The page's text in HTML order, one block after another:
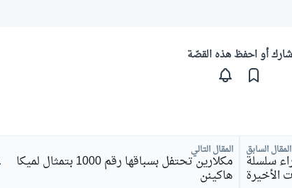
شارك أو احفظ هذه القصّة
المقال السابق
سلسلة
الأخيرة
المقال التالي
مكلارين تحتفل بسباقها رقم 1000 بتمثال لميكا
هاكينن